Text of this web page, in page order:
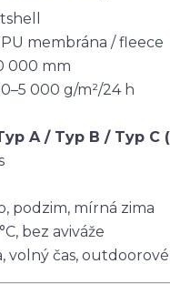
membrána / fleece
000 mm
000 g/m²/24 h
A / Typ B / Typ C
podzim, mírná zima
bez aviváže
volný čas,